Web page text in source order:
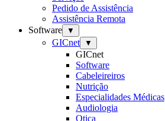
Pedido de Assistência
Assistência Remota
Software
▼
GICnet ▼
GICnet
Software
Cabeleireiros
Nutrição
Especialidades Médicas
Audiologia
Otica